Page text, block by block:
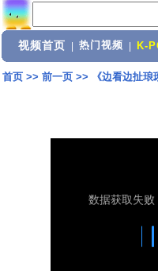
视频首页 热门视频 K-
首页>> 前一页>> 《边看边扯